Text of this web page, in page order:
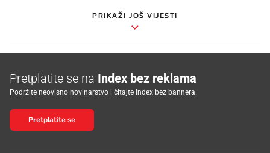
PRIKAŽI JOŠ VIJESTI
Pretplatite se na Index bez reklama
Podržite neovisno novinarstvo i čitajte Index bez bannera.
Pretplatite se